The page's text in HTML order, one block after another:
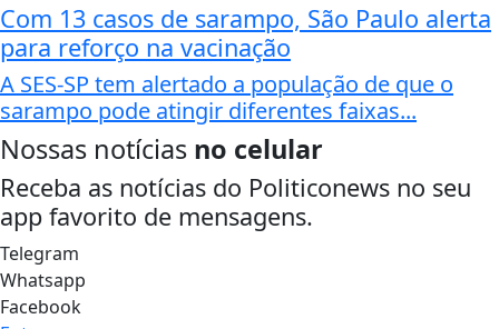
Com 13 casos de sarampo, São Paulo alerta
para reforço na vacinação
A SES-SP tem alertado a população de que o
sarampo pode atingir diferentes faixas...
Nossas notícias no celular
Receba as notícias do Politiconews no seu
app favorito de mensagens.
Telegram
Whatsapp
Facebook